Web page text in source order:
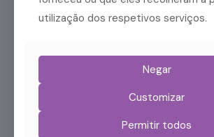
Ver produtos →
utilização dos respetivos serviços.
Negar
Customizar
Permitir todos